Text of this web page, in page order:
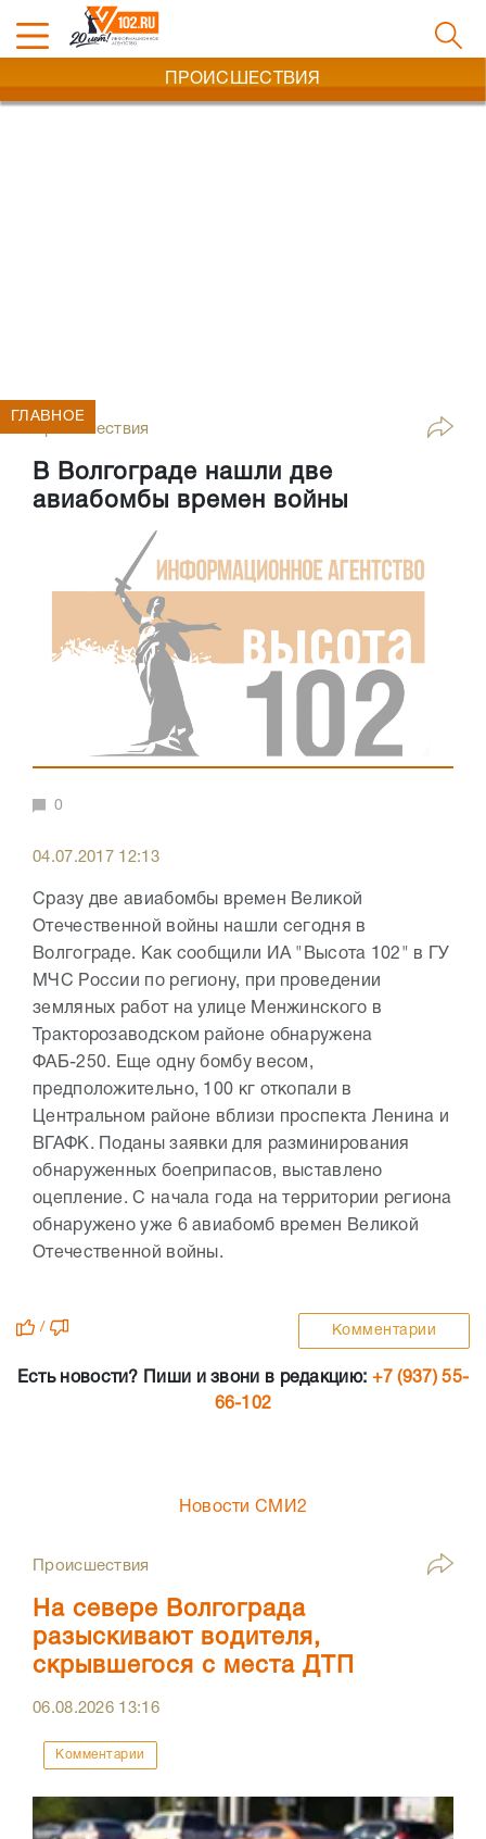
ПРОИСШЕСТВИЯ
Происшествия
В Волгограде нашли две
авиабомбы времен войны
ГЛАВНОЕ
0
04.07.2017 12:13
Сразу две авиабомбы времен Великой
Отечественной войны нашли сегодня в
Волгограде. Как сообщили ИА "Высота 102" в ГУ
МЧС России по региону, при проведении
земляных работ на улице Менжинского в
Тракторозаводском районе обнаружена
ФАБ-250. Еще одну бомбу весом,
предположительно, 100 кг откопали в
Центральном районе вблизи проспекта Ленина и
ВГАФК. Поданы заявки для разминирования
обнаруженных боеприпасов, выставлено
оцепление. С начала года на территории региона
обнаружено уже 6 авиабомб времен Великой
Отечественной войны.
/ Комментарии
Есть новости? Пиши и звони в редакцию: +7 (937) 55-
66-102
Новости СМИ2
Происшествия
На севере Волгограда
разыскивают водителя,
скрывшегося с места ДТП
06.08.2026 13:16
Комментарии